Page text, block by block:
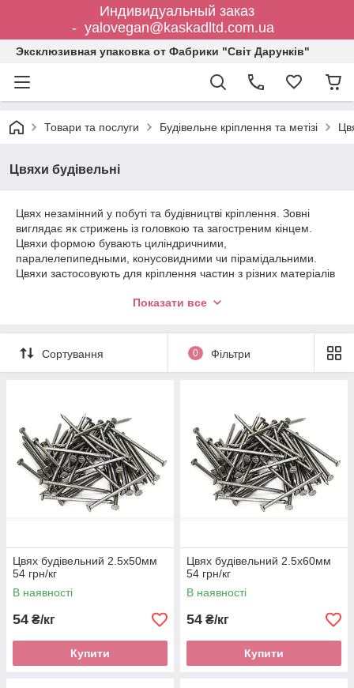
Индивидуальный заказ
- yalovegan@kaskadltd.com.ua
Эксклюзивная упаковка от Фабрики "Світ Дарунків"
Товари та послуги Будівельне кріплення та метізі
Цвяхи будівельні
Цвях незамінний у побуті та будівництві кріплення. Зовні
виглядає як стрижень із головкою та загостреним кінцем.
Цвяхи формою бувають циліндричними,
паралелепипедными, конусовидними чи пірамідальними.
Цвяхи застосовують для кріплення частин з різних матеріалів
у частині деталей, що з'єднуються, в яких цвях утримується
Показати все
Сортування 0 Фільтри
Цвях будівельний 2.5х50мм
54 грн/кг
В наявності
54 ₴/кг
Купити
Цвях будівельний 2.5х60мм
54 грн/кг
В наявності
54 ₴/кг
Купити